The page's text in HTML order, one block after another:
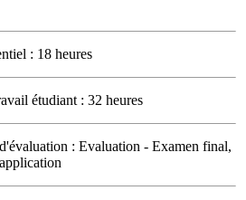
: 18 heures
étudiant : 32 heures
: Evaluation - Examen final,